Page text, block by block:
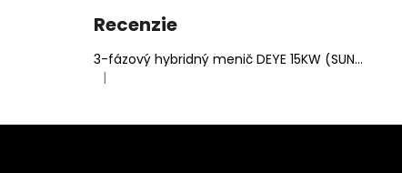
Recenzie
3-fázový hybridný menič DEYE 15KW (SUN-15K-SG05LP3-EU-SM2)
Hodnotenie produktu je 5 z 5 hviezdičiek.
|